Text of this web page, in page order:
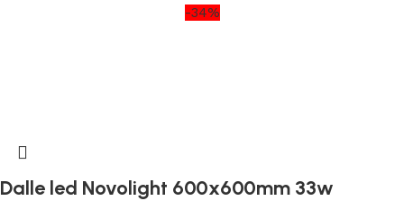
-34%
Dalle led Novolight 600x600mm 33w